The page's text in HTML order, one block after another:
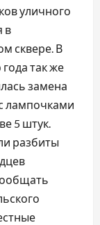
уличного
в
сквере. В
так же
замена
лампочками
5 штук.
разбиты